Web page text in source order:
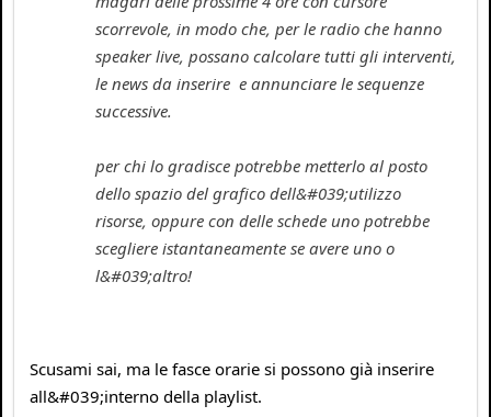
scorrevole, in modo che, per le radio che hanno
speaker live, possano calcolare tutti gli interventi,
le news da inserire e annunciare le sequenze
successive.
per chi lo gradisce potrebbe metterlo al posto
dello spazio del grafico dell&#039;utilizzo
risorse, oppure con delle schede uno potrebbe
scegliere istantaneamente se avere uno o
l&#039;altro!
Scusami sai, ma le fasce orarie si possono già inserire
all&#039;interno della playlist.